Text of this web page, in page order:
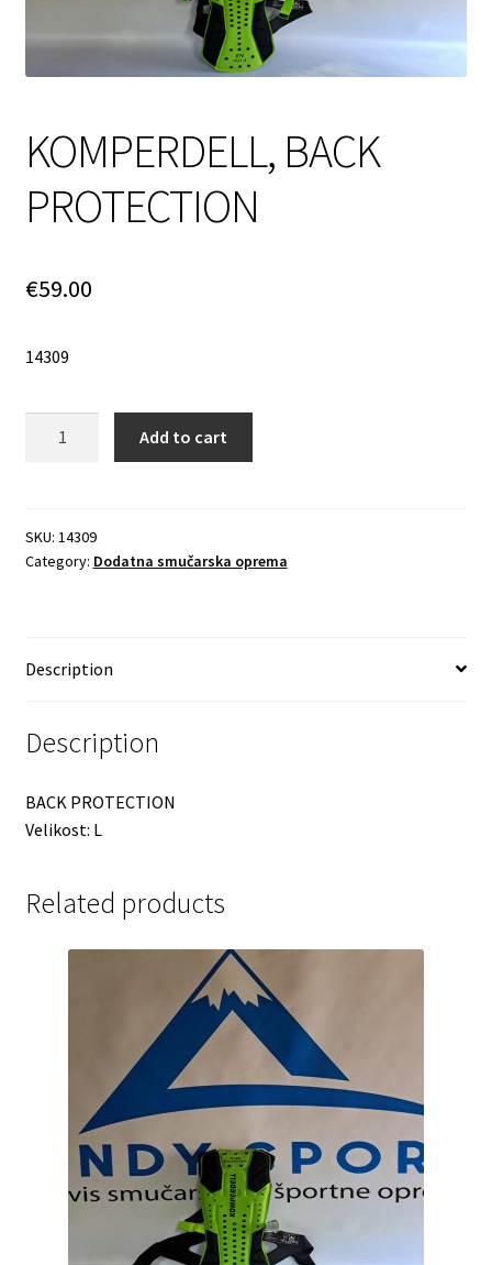
SPLETNA PRODAJA
KOMPERDELL, BACK
PROTECTION
€59.00
14309
Add to cart
SKU: 14309
Category: Dodatna smučarska oprema
Description
Description
BACK PROTECTION
Velikost: L
Related products